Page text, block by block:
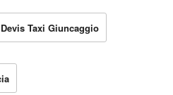
Devis Taxi Giuncaggio